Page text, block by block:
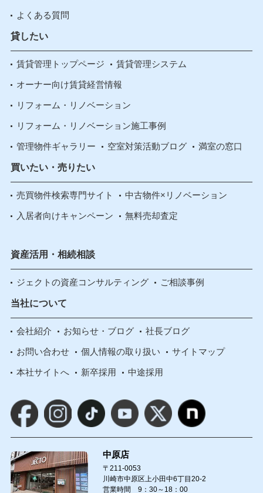
よくある質問
貸したい
賃貸管理トップページ 賃貸管理システム
オーナー向け賃貸経営情報
リフォーム・リノベーション
リフォーム・リノベーション施工事例
管理物件ギャラリー 空室対策活動ブログ 満室の窓口
買いたい・売りたい
売買物件検索専門サイト 中古物件×リノベーション
入居者向けキャンペーン 無料売却査定
資産活用・相続相談
ジェクトの資産コンサルティング ご相談事例
当社について
会社紹介 お知らせ・ブログ 社長ブログ
お問い合わせ 個人情報の取り扱い サイトマップ
本社サイトへ 新卒採用 中途採用
中原店
〒211-0053
川崎市中原区上小田中6丁目20-2
営業時間 9：30～18：00